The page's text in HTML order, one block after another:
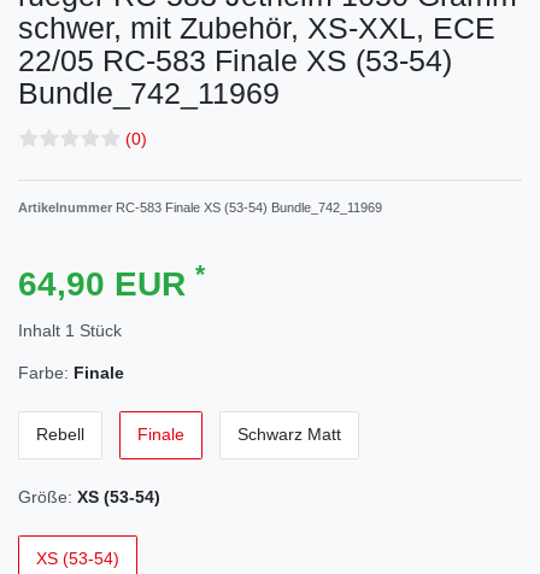
schwer, mit Zubehör, XS-XXL, ECE
22/05 RC-583 Finale XS (53-54)
Bundle_742_11969
(0)
Artikelnummer RC-583 Finale XS (53-54) Bundle_742_11969
64,90 EUR *
Inhalt 1 Stück
Farbe: Finale
Rebell Finale Schwarz Matt
Größe: XS (53-54)
XS (53-54)